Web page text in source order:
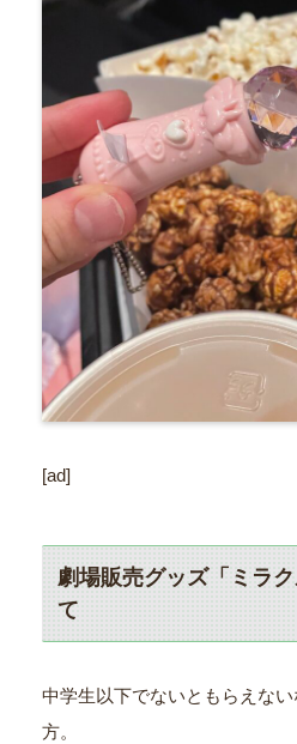
[ad]
劇場販売グッズ「ミラ
て
中学生以下でないともらえな
方。